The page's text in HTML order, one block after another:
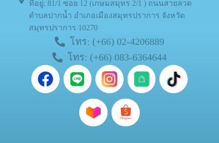
ที่อยู่: 81/1 ซอย 12 (เกษมสมุทร 2/1 ) ถนนสายลวด
ตำบลปากน้ำ อำเภอเมืองสมุทรปราการ จังหวัด
สมุทรปราการ 10270
โทร: (+66) 02-4206889
โทร: (+66) 083-6364644